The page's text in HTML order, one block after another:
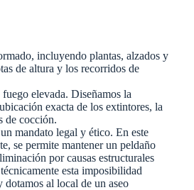
incluyendo plantas, alzados y
de altura y los recorridos de
elevada. Diseñamos la
exacta de los extintores, la
de cocción.
mandato legal y ético. En este
se permite mantener un peldaño
por causas estructurales
esta imposibilidad
al local de un aseo